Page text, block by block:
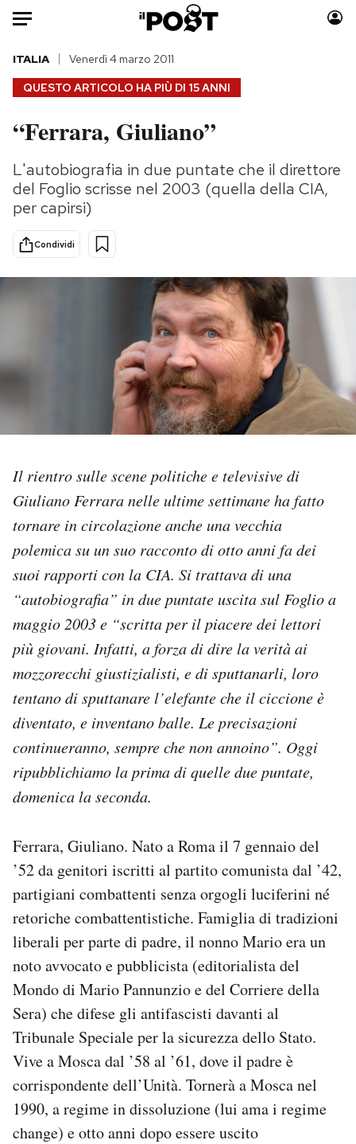
HOME
Italia
Politica
Tecnologia
Scienza
Moda
Consumismi
Storie/Idee
Altrecose
Mondiali calcio 2026
I MIEI PREFERITI
SHOP
CALENDARIO
AREA PERSONALE
Area Personale
Newsletter
Notifiche mobile
Regala il Post
Hai bisogno di aiuto?
QUESTO ARTICOLO HA PIÙ DI 15 ANNI
ITALIA Venerdì 4 marzo 2011
“Ferrara, Giuliano”
L'autobiografia in due puntate che il direttore
del Foglio scrisse nel 2003 (quella della CIA,
per capirsi)
Condividi
Il rientro sulle scene politiche e televisive di
Giuliano Ferrara nelle ultime settimane ha fatto
tornare in circolazione anche una vecchia
polemica su un suo racconto di otto anni fa dei
suoi rapporti con la CIA. Si trattava di una
“autobiografia” in due puntate uscita sul Foglio a
maggio 2003 e “scritta per il piacere dei lettori
più giovani. Infatti, a forza di dire la verità ai
mozzorecchi giustizialisti, e di sputtanarli, loro
tentano di sputtanare l’elefante che il ciccione è
diventato, e inventano balle. Le precisazioni
continueranno, sempre che non annoino”. Oggi
ripubblichiamo la prima di quelle due puntate,
domenica la seconda.
Ferrara, Giuliano. Nato a Roma il 7 gennaio del
’52 da genitori iscritti al partito comunista dal ’42,
partigiani combattenti senza orgogli luciferini né
retoriche combattentistiche. Famiglia di tradizioni
liberali per parte di padre, il nonno Mario era un
noto avvocato e pubblicista (editorialista del
Mondo di Mario Pannunzio e del Corriere della
Sera) che difese gli antifascisti davanti al
Tribunale Speciale per la sicurezza dello Stato.
Vive a Mosca dal ’58 al ’61, dove il padre è
corrispondente dell’Unità. Tornerà a Mosca nel
1990, a regime in dissoluzione (lui ama i regime
change) e otto anni dopo essere uscito